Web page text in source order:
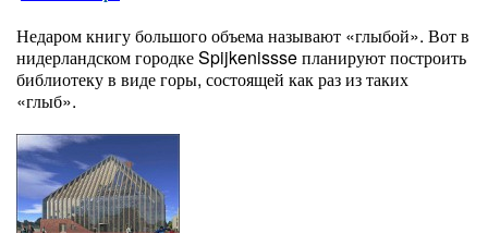
Недаром книгу большого объема называют «глыбой». Вот в
нидерландском городке Spijkenissse планируют построить
библиотеку в виде горы, состоящей как раз из таких
«глыб».